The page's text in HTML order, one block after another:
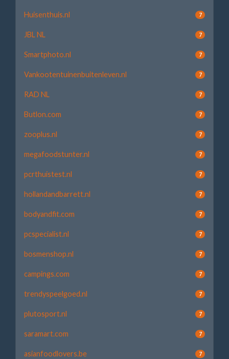
Huisenthuis.nl 7
JBL NL 7
Smartphoto.nl 7
Vankootentuinenbuitenleven.nl 7
RAD NL 7
Butlon.com 7
zooplus.nl 7
megafoodstunter.nl 7
pcrthuistest.nl 7
hollandandbarrett.nl 7
bodyandfit.com 7
pcspecialist.nl 7
bosmenshop.nl 7
campings.com 7
trendyspeelgoed.nl 7
plutosport.nl 7
saramart.com 7
asianfoodlovers.be 7